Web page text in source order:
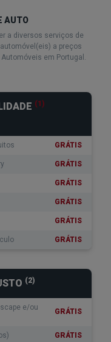
AUTO
a diversos serviços de
a preços
em Portugal.
(2)
e/ou
GRÁTIS
GRÁTIS
(1)
GRÁTIS
GRÁTIS
GRÁTIS
GRÁTIS
GRÁTIS
GRÁTIS